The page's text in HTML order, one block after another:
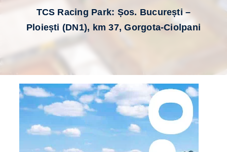
DEVINO EXPOZANT
TCS Racing Park: Șos. București –
Ploiești (DN1), km 37, Gorgota-Ciolpani